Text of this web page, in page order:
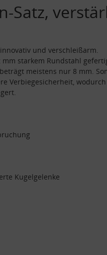
Satz,
und verschleißarm.
mm starkem Rundstahl
meistens nur 8 mm.
Verbiegesicherheit,
Kugelgelenke